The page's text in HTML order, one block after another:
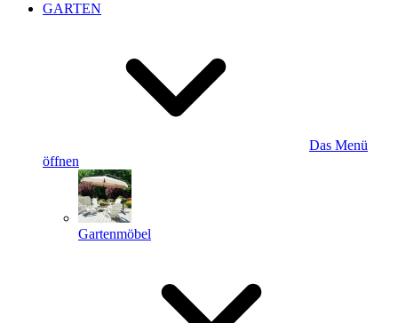
GARTEN
Das Menü
öffnen
Gartenmöbel